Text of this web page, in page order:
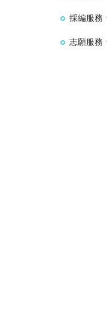
採編服務
志願服務